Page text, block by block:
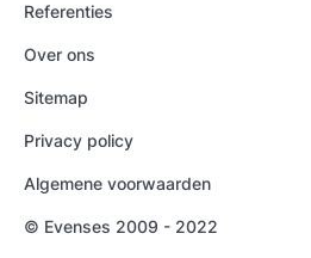
Referenties
Over ons
Sitemap
Privacy policy
Algemene voorwaarden
© Evenses 2009 - 2022